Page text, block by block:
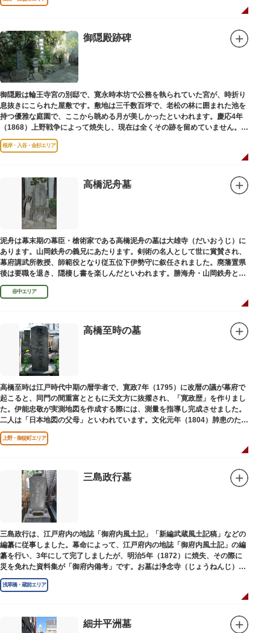
御隠殿跡碑
御隠殿は輪王寺宮の別邸で、寛永時本坊で公務を執られていた宮が、時折り
息抜きにこられた屋敷です。敷地は三千数百坪で、老松の林に囲まれた池を
持つ優雅な庭園で、ここから眺める月が美しかったといわれます。慶応4年
（1868）上野戦争によって焼失し、現在は全くその跡を留めていません。根
岸薬師堂（ねぎしやくしどう）にあります。
根岸・入谷・金杉エリア
高橋泥舟墓
泥舟は幕末期の幕臣・槍術家である高橋泥舟の墓は大雄寺（だいおうじ）に
あります。山岡鉄舟の義兄にあたります。剣術の名人として世に賞賛され、
幕府講武所教授、師範役となり従五位下伊勢守に叙任されました。廃藩置県
後は要職を退き、隠棲し書を楽しんだといわれます。勝海舟・山岡鉄舟と共
に幕末の三舟といわれています。
谷中エリア
高橋至時の墓
高橋至時は江戸時代中期の暦学者で、寛政7年（1795）に改暦の議が幕府で
起こると、同門の間重富とともに天文方に抜擢され、「寛政歴」を作りまし
た。伊能忠敬が実測地図を作成する際には、測量を指導し完成させました。
二人は「日本地図の父母」といわれています。文化元年（1804）肺患のため
没しました。お墓は源空寺（げんくうじ）にあります。
上野・御徒町エリア
三島政行墓
三島政行は、江戸府内の地誌「御府内風土記」「新編武蔵風土記稿」などの
編纂に従事しました。幕命によって、江戸府内の地誌「御府内風土記」の編
纂を行い、3年にして完了しましたが、明治5年（1872）に焼失、その際に
災を免れた資料集が「御府内備考」です。お墓は浄念寺（じょうねんじ）境
内にあります。
浅草橋・蔵前エリア
細井平洲墓